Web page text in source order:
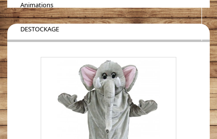
Animations
DESTOCKAGE